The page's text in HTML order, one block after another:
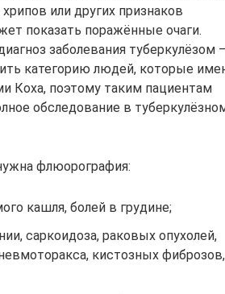
или других признаков
показать поражённые очаги.
заболевания туберкулёзом –
категорию людей, которые
Коха, поэтому таким пациентам
обследование в
флюорография:
кашля, болей в грудине;
саркоидоза, раковых опухолей,
кистозных фиброзов,